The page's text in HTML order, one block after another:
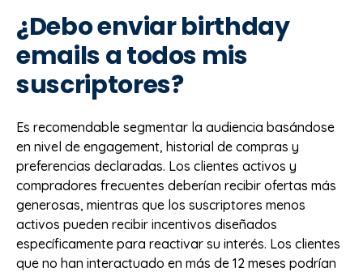
¿Debo enviar birthday
emails a todos mis
suscriptores?
Es recomendable segmentar la audiencia basándose
en nivel de engagement, historial de compras y
preferencias declaradas. Los clientes activos y
compradores frecuentes deberían recibir ofertas más
generosas, mientras que los suscriptores menos
activos pueden recibir incentivos diseñados
específicamente para reactivar su interés. Los clientes
que no han interactuado en más de 12 meses podrían